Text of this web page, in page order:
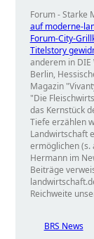
Forum - Starke
auf moderne-
Forum-City-
Titelstory
anderem in DIE
Berlin,
Magazin
Die
das Kernstück
Tiefe erzählen
Landwirtschaft
ermöglichen (s.
Hermann im
Beiträge
Reichweite
BRS News